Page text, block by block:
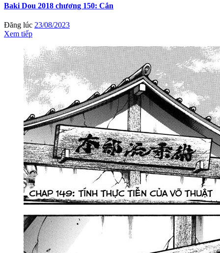
Baki Dou 2018 chương 150: Cắn
Đăng lúc 23/08/2023
Xem tiếp